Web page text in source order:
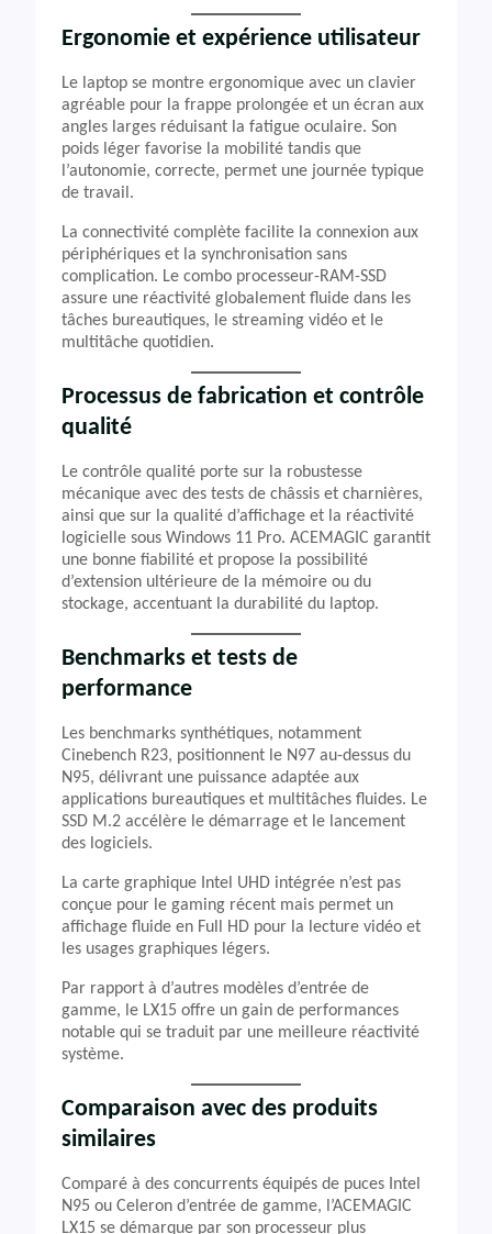
Ergonomie et expérience utilisateur
Le laptop se montre ergonomique avec un clavier
agréable pour la frappe prolongée et un écran aux
angles larges réduisant la fatigue oculaire. Son
poids léger favorise la mobilité tandis que
l’autonomie, correcte, permet une journée typique
de travail.
La connectivité complète facilite la connexion aux
périphériques et la synchronisation sans
complication. Le combo processeur-RAM-SSD
assure une réactivité globalement fluide dans les
tâches bureautiques, le streaming vidéo et le
multitâche quotidien.
Processus de fabrication et contrôle
qualité
Le contrôle qualité porte sur la robustesse
mécanique avec des tests de châssis et charnières,
ainsi que sur la qualité d’affichage et la réactivité
logicielle sous Windows 11 Pro. ACEMAGIC garantit
une bonne fiabilité et propose la possibilité
d’extension ultérieure de la mémoire ou du
stockage, accentuant la durabilité du laptop.
Benchmarks et tests de
performance
Les benchmarks synthétiques, notamment
Cinebench R23, positionnent le N97 au-dessus du
N95, délivrant une puissance adaptée aux
applications bureautiques et multitâches fluides. Le
SSD M.2 accélère le démarrage et le lancement
des logiciels.
La carte graphique Intel UHD intégrée n’est pas
conçue pour le gaming récent mais permet un
affichage fluide en Full HD pour la lecture vidéo et
les usages graphiques légers.
Par rapport à d’autres modèles d’entrée de
gamme, le LX15 offre un gain de performances
notable qui se traduit par une meilleure réactivité
système.
Comparaison avec des produits
similaires
Comparé à des concurrents équipés de puces Intel
N95 ou Celeron d’entrée de gamme, l’ACEMAGIC
LX15 se démarque par son processeur plus